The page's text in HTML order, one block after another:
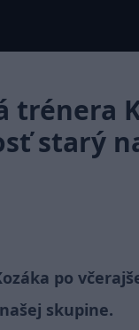
trénera
starý
po
skupine.